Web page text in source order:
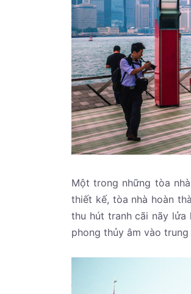
Một trong những tòa
thiết kế, tòa nhà hoàn
thu hút tranh cãi nãy
phong thủy âm vào